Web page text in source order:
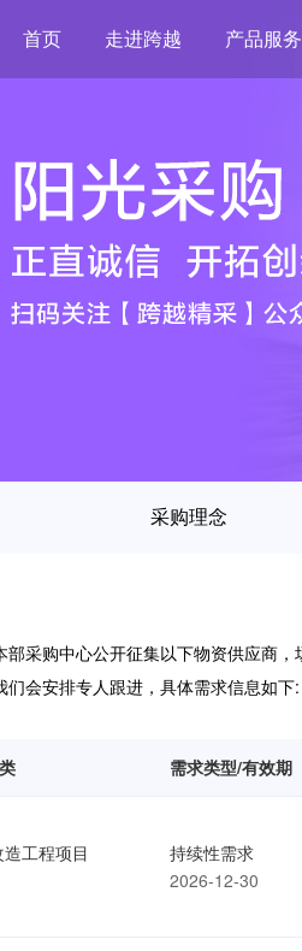
首页 走进跨越 产品服务
采购理念